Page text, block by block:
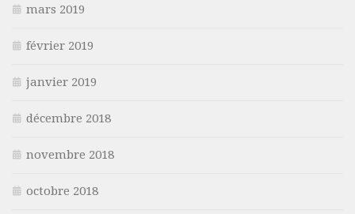
mars 2019
février 2019
janvier 2019
décembre 2018
novembre 2018
octobre 2018